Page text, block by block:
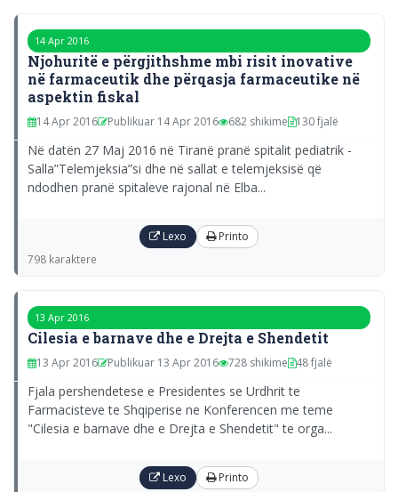
14 Apr 2016
Njohuritë e përgjithshme mbi risit inovative
në farmaceutik dhe përqasja farmaceutike në
aspektin fiskal
14 Apr 2016 Publikuar 14 Apr 2016 682 shikime 130 fjalë
Në datën 27 Maj 2016 në Tiranë pranë spitalit pediatrik -
Salla”Telemjeksia”si dhe në sallat e telemjeksisë që
ndodhen pranë spitaleve rajonal në Elba...
Lexo Printo
798 karaktere
13 Apr 2016
Cilesia e barnave dhe e Drejta e Shendetit
13 Apr 2016 Publikuar 13 Apr 2016 728 shikime 48 fjalë
Fjala pershendetese e Presidentes se Urdhrit te
Farmacisteve te Shqiperise ne Konferencen me teme
"Cilesia e barnave dhe e Drejta e Shendetit" te orga...
Lexo Printo